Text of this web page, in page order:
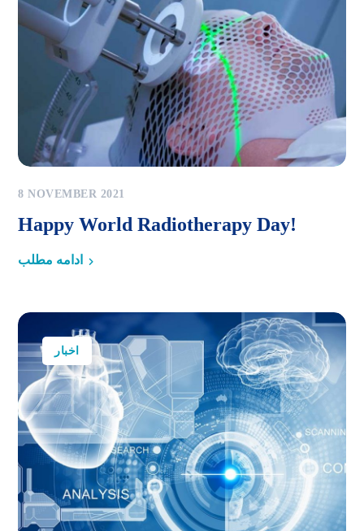
8 NOVEMBER 2021
Happy World Radiotherapy Day!
ادامه مطلب
اخبار